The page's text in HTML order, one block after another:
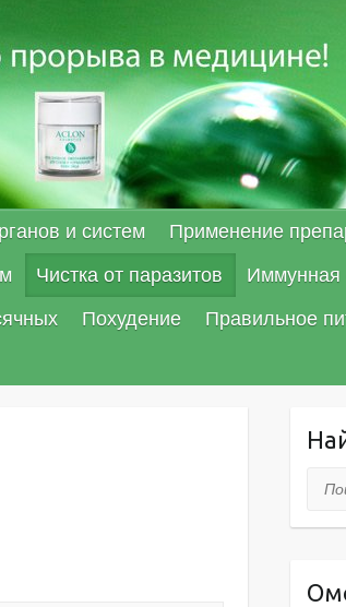
и систем Применение
Чистка от паразитов
Иммунная
Похудение Правильное
Поиск